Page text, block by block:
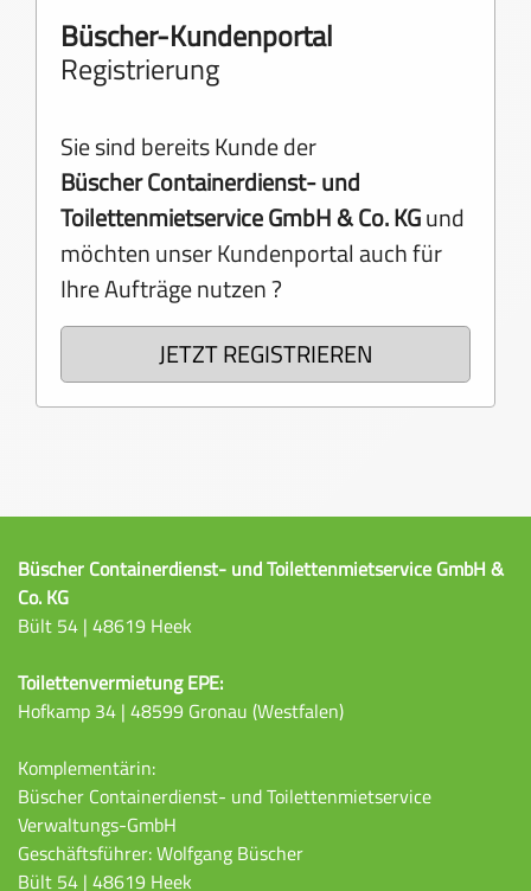
Büscher-Kundenportal
Registrierung
Sie sind bereits Kunde der
Büscher Containerdienst- und
Toilettenmietservice GmbH & Co. KGund
möchten unser Kundenportal auch für
Ihre Aufträge nutzen ?
JETZT REGISTRIEREN
Büscher Containerdienst- und Toilettenmietservice GmbH &
Co. KG
Bült 54 | 48619 Heek
Toilettenvermietung EPE:
Hofkamp 34 | 48599 Gronau (Westfalen)
Komplementärin:
Büscher Containerdienst- und Toilettenmietservice
Verwaltungs-GmbH
Geschäftsführer: Wolfgang Büscher
Bült 54 | 48619 Heek